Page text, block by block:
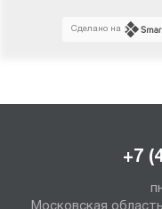
Сделано на
+7
Московская